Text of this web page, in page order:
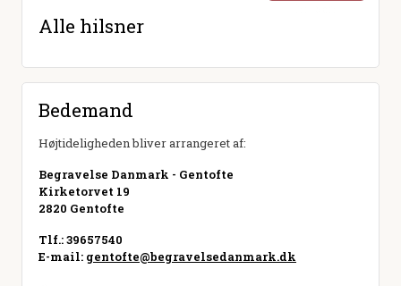
Alle hilsner
Bedemand
Højtideligheden bliver arrangeret af:
Begravelse Danmark - Gentofte
Kirketorvet 19
2820 Gentofte
Tlf.: 39657540
E-mail: gentofte@begravelsedanmark.dk